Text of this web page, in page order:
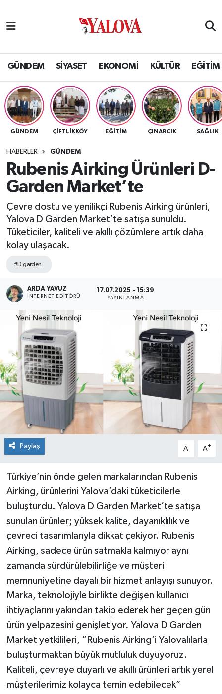
GÜNDEM SİYASET EKONOMİ KÜLTÜR EĞİTİM
GÜNDEM ÇİFTLİKKÖY EĞİTİM ÇINARCIK SAĞLIK
HABERLER GÜNDEM
Rubenis Airking Ürünleri D-
Garden Market’te
Çevre dostu ve yenilikçi Rubenis Airking ürünleri,
Yalova D Garden Market’te satışa sunuldu.
Tüketiciler, kaliteli ve akıllı çözümlere artık daha
kolay ulaşacak.
#D garden
ARDA YAVUZ
İNTERNET EDITÖRÜ
17.07.2025 - 15:39
YAYINLANMA
Paylaş A- A+
Türkiye’nin önde gelen markalarından Rubenis
Airking, ürünlerini Yalova’daki tüketicilerle
buluşturdu. Yalova D Garden Market’te satışa
sunulan ürünler; yüksek kalite, dayanıklılık ve
çevreci tasarımlarıyla dikkat çekiyor. Rubenis
Airking, sadece ürün satmakla kalmıyor aynı
zamanda sürdürülebilirliğe ve müşteri
memnuniyetine dayalı bir hizmet anlayışı sunuyor.
Marka, teknolojiyle birlikte değişen kullanıcı
ihtiyaçlarını yakından takip ederek her geçen gün
ürün yelpazesini genişletiyor. Yalova D Garden
Market yetkilileri, “Rubenis Airking’i Yalovalılarla
buluşturmaktan büyük mutluluk duyuyoruz.
Kaliteli, çevreye duyarlı ve akıllı ürünleri artık yerel
müşterilerimiz kolayca temin edebilecek”
SİYASET
EKONOMİ
KÜLTÜR
BİLİM VE TEKNOLOJİ
ASAYİŞ
SAĞLIK
SPOR
ULUSAL
İLÇELERİMİZ
RESMİ İLAN
Yalova Nöbetçi Eczaneler
Yalova Hava Durumu
Yalova Namaz Vakitleri
Yalova Trafik Yoğunluk Haritası
Tüm Manşetler
Son Dakika Haberleri
Haber Arşivi